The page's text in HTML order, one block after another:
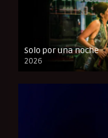
Solo por una noche
2026
CAM